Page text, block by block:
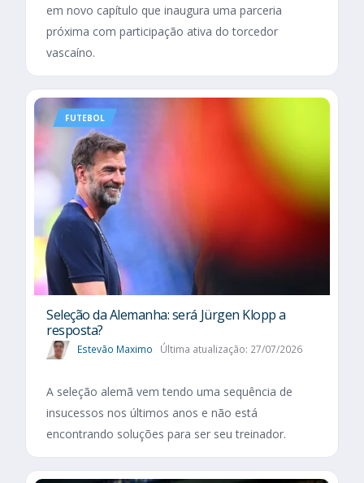
em novo capítulo que inaugura uma parceria
próxima com participação ativa do torcedor
vascaíno.
FUTEBOL
Seleção da Alemanha: será Jürgen Klopp a
resposta?
Estevão Maximo Última atualização: 27/07/2026
A seleção alemã vem tendo uma sequência de
insucessos nos últimos anos e não está
encontrando soluções para ser seu treinador.